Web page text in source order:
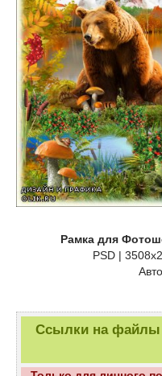
Рамка для
PSD |
Ссылки на файлы